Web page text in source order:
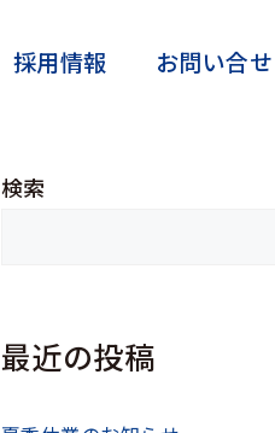
採用情報 お問い合せ
検索
最近の投稿